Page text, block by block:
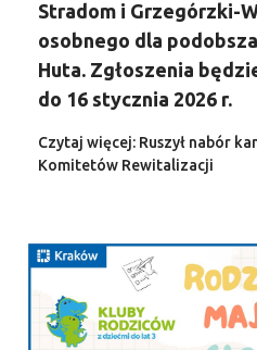
Stradom i Grzegórzki-
osobnego dla
Huta. Zgłoszenia
do 16 stycznia 2026 r.
Czytaj więcej: Ruszył nabór
Komitetów Rewitalizacji